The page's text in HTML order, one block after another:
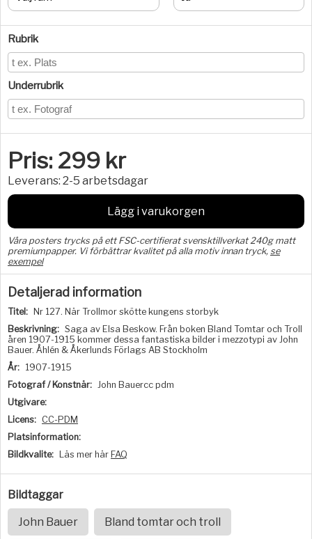
Rubrik
Underrubrik
Pris: 299 kr
Leverans: 2-5 arbetsdagar
Lägg i varukorgen
Våra posters trycks på ett FSC-certifierat svensktillverkat 240g matt
premiumpapper. Vi förbättrar kvalitet på alla motiv innan tryck, se
exempel
Detaljerad information
Titel:
Nr 127. När Trollmor skötte kungens storbyk
Beskrivning: Saga av Elsa Beskow. Från boken Bland Tomtar och Troll
åren 1907-1915 kommer dessa fantastiska bilder i mezzotypi av John
Bauer. Åhlén & Åkerlunds Förlags AB Stockholm
År: 1907-1915
Fotograf / Konstnär: John Bauercc pdm
Utgivare:
Licens: CC-PDM
Platsinformation:
Bildkvalite:
Läs mer här FAQ
Bildtaggar
John Bauer Bland tomtar och troll